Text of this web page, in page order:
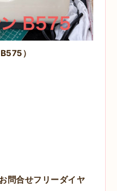
）
問合せフリーダイヤ